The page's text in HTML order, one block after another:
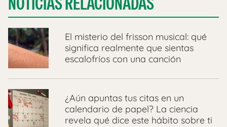
El misterio del frisson musical: qué
significa realmente que sientas
escalofríos con una canción
¿Aún apuntas tus citas en un
calendario de papel? La ciencia
revela qué dice este hábito sobre ti